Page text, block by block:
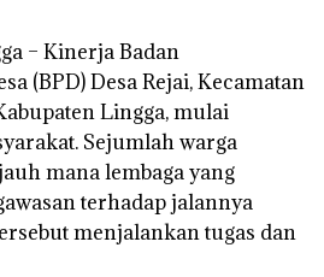
– Kinerja Badan
(BPD) Desa Rejai, Kecamatan
Lingga, mulai
Sejumlah warga
mana lembaga yang
terhadap jalannya
menjalankan tugas dan